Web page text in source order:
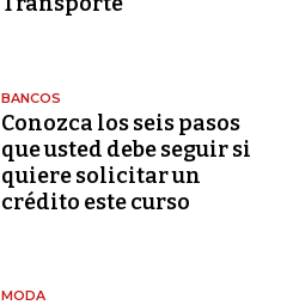
BANCOS
Conozca los seis pasos
que usted debe seguir si
quiere solicitar un
crédito este curso
MODA